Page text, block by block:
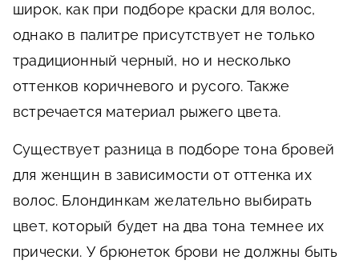
широк, как при подборе краски для волос,
однако в палитре присутствует не только
традиционный черный, но и несколько
оттенков коричневого и русого. Также
встречается материал рыжего цвета.
Существует разница в подборе тона бровей
для женщин в зависимости от оттенка их
волос. Блондинкам желательно выбирать
цвет, который будет на два тона темнее их
прически. У брюнеток брови не должны быть